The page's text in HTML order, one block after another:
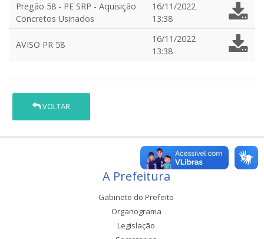
Pregão 58 - PE SRP - Aquisição
Concretos Usinados
16/11/2022
13:38
AVISO PR 58
16/11/2022
13:38
VOLTAR
A Prefeitura
Gabinete do Prefeito
Organograma
Legislação